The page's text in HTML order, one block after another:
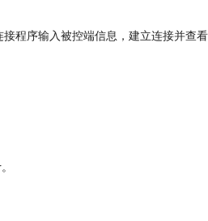
程序输入被控端信息，建立连接并查